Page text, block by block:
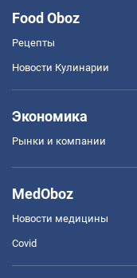
Food Oboz
Рецепты
Новости Кулинарии
Экономика
Рынки и компании
MedOboz
Новости медицины
Covid